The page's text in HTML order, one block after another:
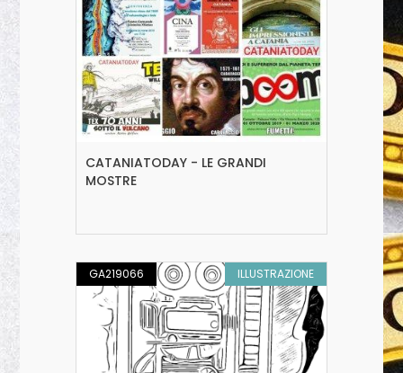
CATANIATODAY - LE GRANDI
MOSTRE
GA219066 ILLUSTRAZIONE